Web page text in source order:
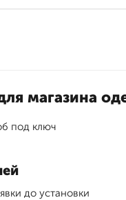
магазина
под ключ
до установки